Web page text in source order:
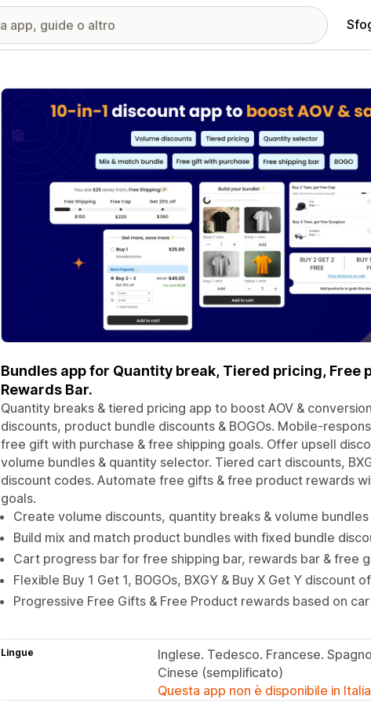
Galleria immagini in evidenza
Bundles app for Quantity break, Tiered pricing, Free
Rewards Bar.
Quantity breaks & tiered pricing app to boost AOV &
discounts, product bundle discounts & BOGOs. Mobile-
free gift with purchase & free shipping goals. Offer upsell
volume bundles & quantity selector. Tiered cart discounts,
discount codes. Automate free gifts & free product rewards
goals.
Create volume discounts, quantity breaks & volume
Build mix and match product bundles with fixed bundle
Cart progress bar for free shipping bar, rewards bar & free
Flexible Buy 1 Get 1, BOGOs, BXGY & Buy X Get Y discount
Progressive Free Gifts & Free Product rewards based on
Lingue
Inglese. Tedesco. Francese.
Cinese (semplificato)
Questa app non è disponibile in